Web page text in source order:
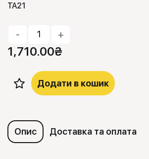
TA21
- +
1,710.00₴
Додати в кошик
Опис Доставка та оплата